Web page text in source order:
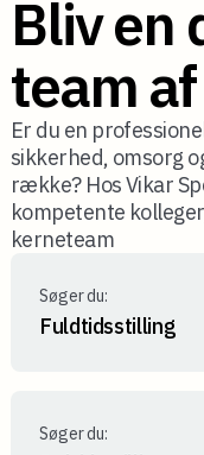
Bliv en
team
Er du en
sikkerhed, omsorg
række? Hos Vikar
kompetente
kerneteam
Søger du:
Fuldtidsstilling
Søger du: